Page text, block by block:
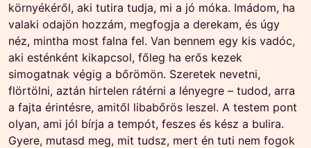
környékéről, aki tutira tudja, mi a jó móka. Imádom, ha
valaki odajön hozzám, megfogja a derekam, és úgy
néz, mintha most falna fel. Van bennem egy kis vadóc,
aki esténként kikapcsol, főleg ha erős kezek
simogatnak végig a bőrömön. Szeretek nevetni,
flörtölni, aztán hirtelen rátérni a lényegre – tudod, arra
a fajta érintésre, amitől libabőrös leszel. A testem pont
olyan, ami jól bírja a tempót, feszes és kész a bulira.
Gyere, mutasd meg, mit tudsz, mert én tuti nem fogok